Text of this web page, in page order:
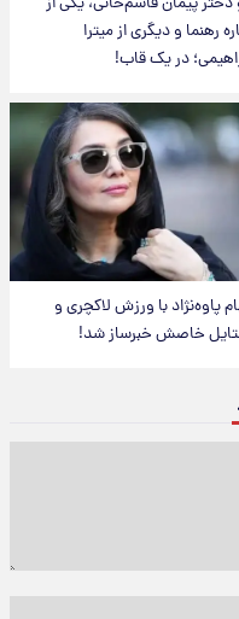
رهنما و دیگری از میترا
در یک قاب!
پاوه‌نژاد با ورزش لاکچری و
خاصش خبرساز شد!